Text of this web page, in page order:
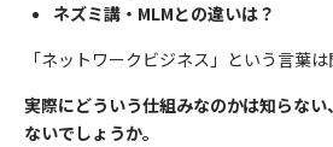
ネズミ講・MLMとの違いは？
「ネットワークビジネス」という言葉は
実際にどういう仕組みなのかは知らな
ないでしょうか。